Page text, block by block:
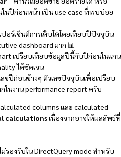
ในปีก่อนหน้า เป็น use case ที่พบบ่อย
ปอร์เซ็นต์การเติบโตโดยเทียบปีปัจจุบัน
dashboard มาก 📊
เปรียบเทียบข้อมูลปีนี้กับปีก่อนในแกน
ได้ชัดเจน
ลขปีก่อนข้างๆ ตัวเลขปัจจุบันเพื่อเปรียบ
ในงาน performance report ครับ
columns และ calculated
calculationsเนื่องจากอาจให้ผลลัพธ์ที่
ไม่รองรับใน DirectQuery mode สำหรับ